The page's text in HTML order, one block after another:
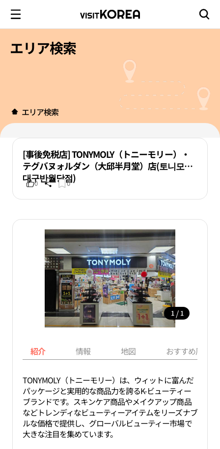
エリア検索
エリア検索
[事後免税店] TONYMOLY（トニーモリー）・
テグバヌォルダン（大邱半月堂）店(토니모리
대구반월당점)
0 0
1 / 1
紹介 情報 地図 おすすめ周辺
TONYMOLY（トニーモリー）は、ウィットに富んだ
パッケージと実用的な商品力を誇るK-ビューティー
ブランドです。スキンケア商品やメイクアップ商品
などトレンディなビューティーアイテムをリーズナブ
ルな価格で提供し、グローバルビューティー市場で
大きな注目を集めています。